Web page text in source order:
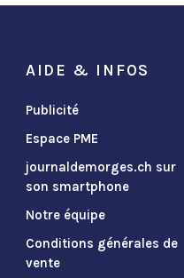
AIDE & INFOS
Publicité
Espace PME
journaldemorges.ch sur
son smartphone
Notre équipe
Conditions générales de
vente